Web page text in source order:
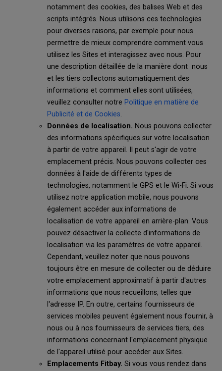
notamment des cookies, des balises Web et des
scripts intégrés. Nous utilisons ces technologies
pour diverses raisons, par exemple pour nous
permettre de mieux comprendre comment vous
utilisez les Sites et interagissez avec nous. Pour
une description détaillée de la manière dont nous
et les tiers collectons automatiquement des
informations et comment elles sont utilisées,
veuillez consulter notre Politique en matière de
Publicité et de Cookies.
Données de localisation. Nous pouvons collecter
des informations spécifiques sur votre localisation
à partir de votre appareil. Il peut s'agir de votre
emplacement précis. Nous pouvons collecter ces
données à l'aide de différents types de
technologies, notamment le GPS et le Wi-Fi. Si vous
utilisez notre application mobile, nous pouvons
également accéder aux informations de
localisation de votre appareil en arrière-plan. Vous
pouvez désactiver la collecte d'informations de
localisation via les paramètres de votre appareil.
Cependant, veuillez noter que nous pouvons
toujours être en mesure de collecter ou de déduire
votre emplacement approximatif à partir d'autres
informations que nous recueillons, telles que
l'adresse IP. En outre, certains fournisseurs de
services mobiles peuvent également nous fournir, à
nous ou à nos fournisseurs de services tiers, des
informations concernant l'emplacement physique
de l'appareil utilisé pour accéder aux Sites.
Emplacements Fitbay. Si vous vous rendez dans